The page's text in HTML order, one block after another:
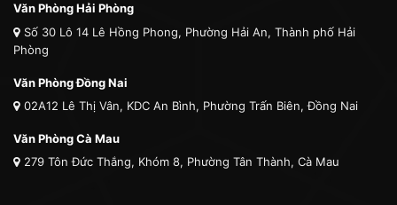
Văn Phòng Hải Phòng
Số 30 Lô 14 Lê Hồng Phong, Phường Hải An, Thành phố Hải
Phòng
Văn Phòng Đồng Nai
02A12 Lê Thị Vân, KDC An Bình, Phường Trấn Biên, Đồng Nai
Văn Phòng Cà Mau
279 Tôn Đức Thắng, Khóm 8, Phường Tân Thành, Cà Mau